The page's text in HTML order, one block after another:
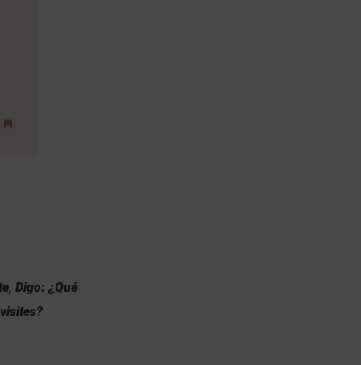
Digo: ¿Qué